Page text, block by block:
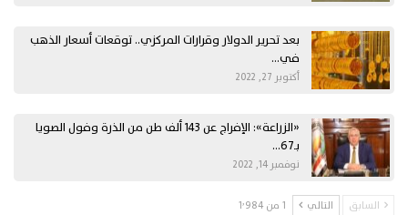
بعد تحرير الدولار وقرارات المركزي.. توقعات أسعار الذهب
في…
أكتوبر 27, 2022
«الزراعة»: الإفراج عن 143 ألف طن من الذرة وفول الصويا
بـ67…
نوفمبر 14, 2022
السابق التالي 1 من 1٬984